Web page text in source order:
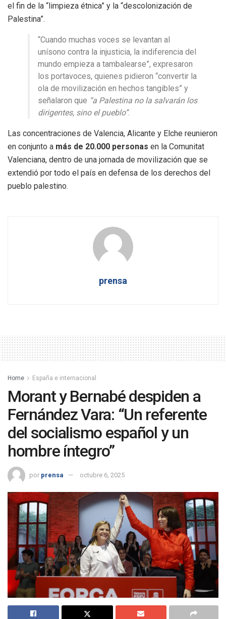
el fin de la “limpieza étnica” y la “descolonización de
Palestina”.
“Cuando muchas voces se levantan al
unísono contra la injusticia, la indiferencia del
mundo empieza a tambalearse”, expresaron
los portavoces, quienes pidieron “convertir la
ola de movilización en hechos tangibles” y
señalaron que “a Palestina no la salvarán los
dirigentes, sino el pueblo”.
Las concentraciones de Valencia, Alicante y Elche reunieron
en conjunto a más de 20.000 personas en la Comunitat
Valenciana, dentro de una jornada de movilización que se
extendió por todo el país en defensa de los derechos del
pueblo palestino.
prensa
Home España e internacional
Morant y Bernabé despiden a
Fernández Vara: “Un referente
del socialismo español y un
hombre íntegro”
por prensa octubre 6, 2025